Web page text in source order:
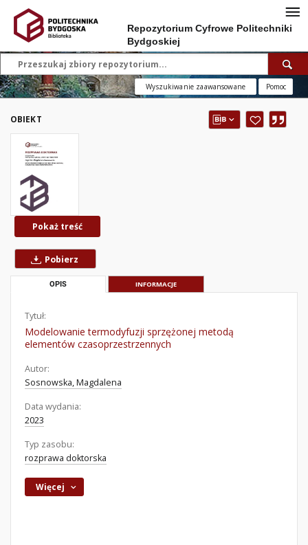
Repozytorium Cyfrowe Politechniki
Bydgoskiej
Wyszukiwanie zaawansowane Pomoc
OBIEKT
Pokaż treść
Pobierz
OPIS INFORMACJE
Tytuł:
Modelowanie termodyfuzji sprzężonej metodą
elementów czasoprzestrzennych
Autor:
Sosnowska, Magdalena
Data wydania:
2023
Typ zasobu:
rozprawa doktorska
Więcej